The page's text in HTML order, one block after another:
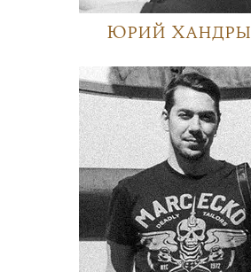
Юрий